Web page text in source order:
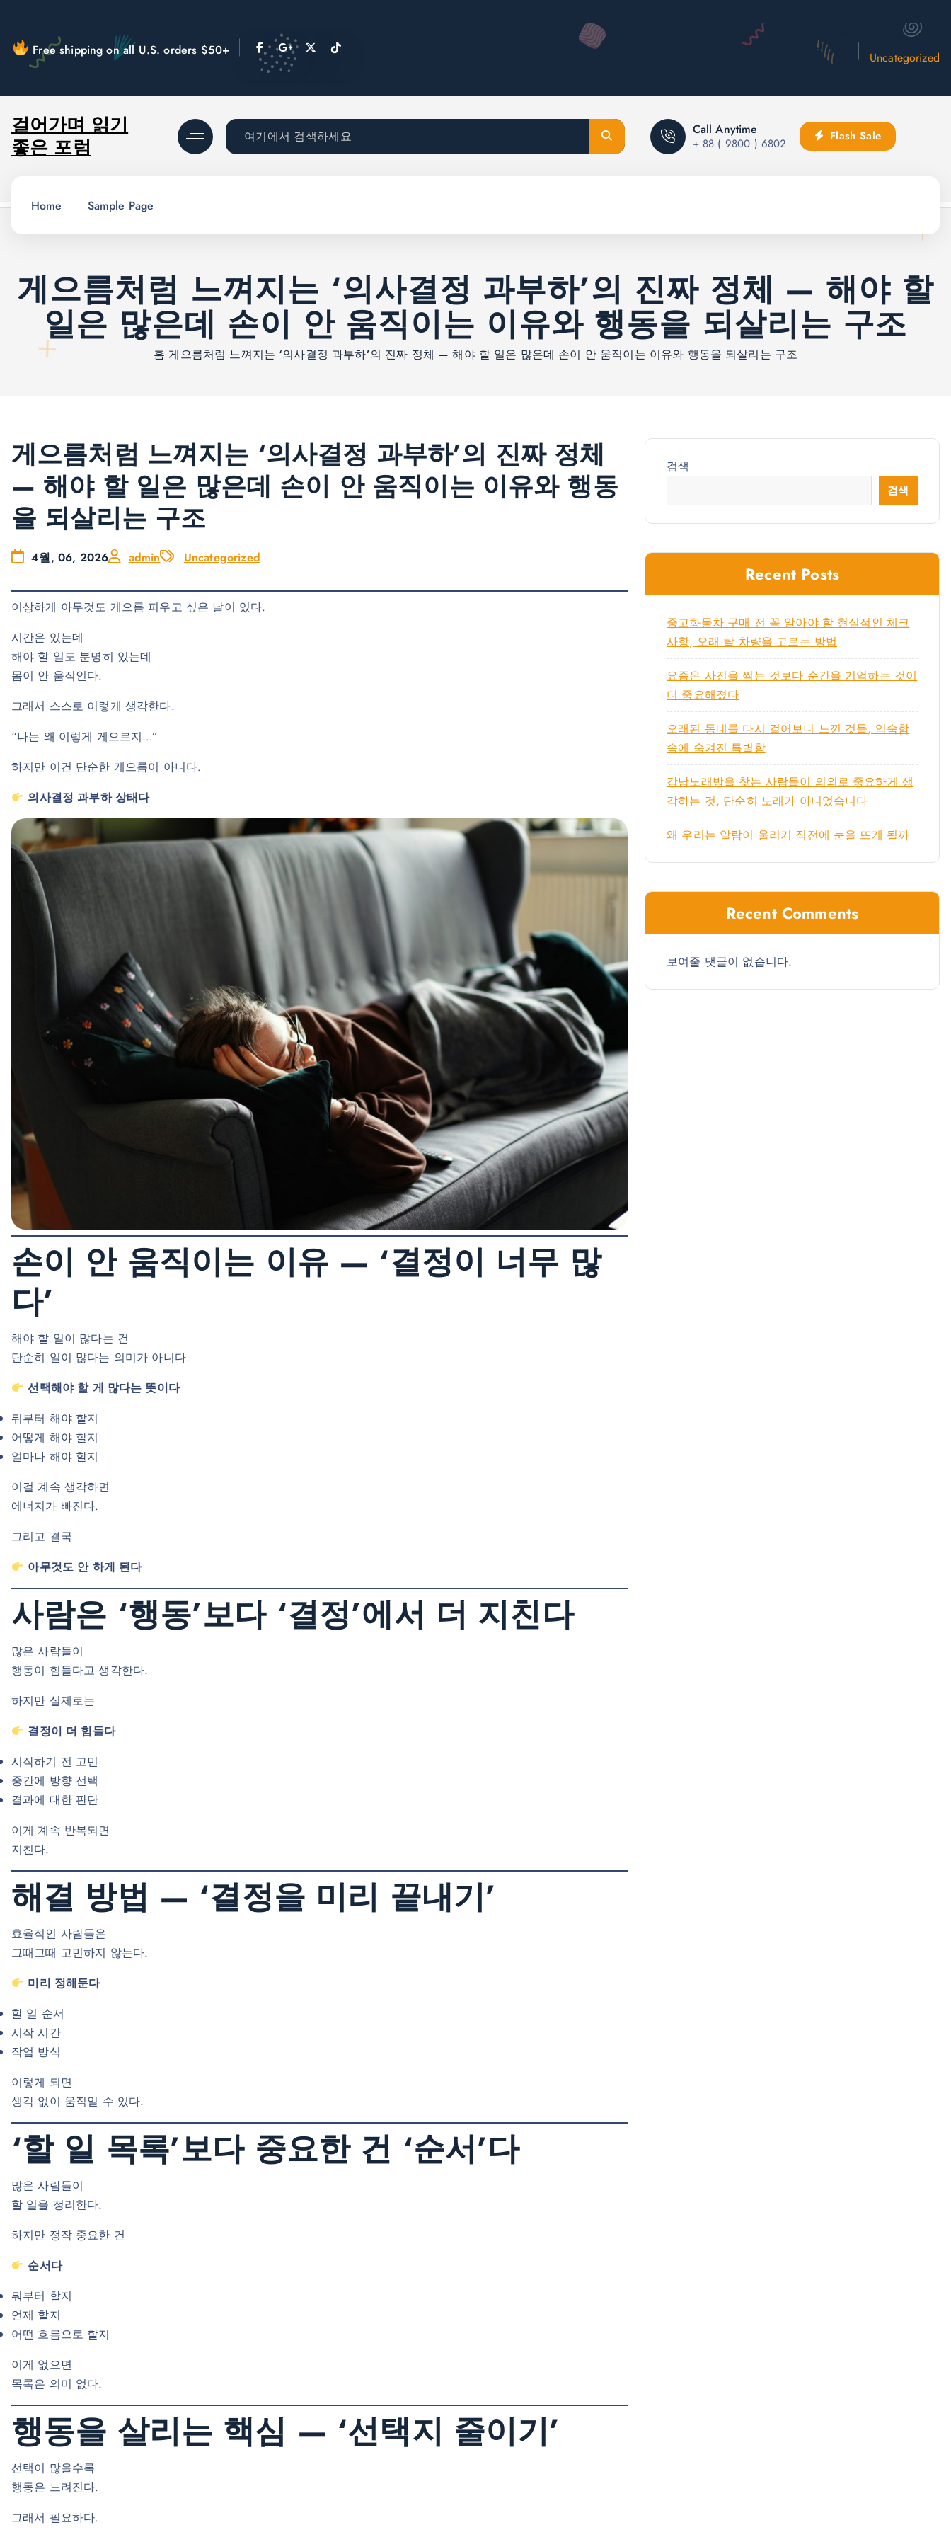
Free shipping on all U.S. orders $50+
2026년 6월
2026년 4월
Categories
Uncategorized
걸어가며 읽기
좋은 포럼
검
색
Call Anytime
+ 88 ( 9800 ) 6802 Flash Sale
Home Sample Page
게으름처럼 느껴지는 ‘의사결정 과부하’의 진짜 정체 — 해야 할
일은 많은데 손이 안 움직이는 이유와 행동을 되살리는 구조
홈 게으름처럼 느껴지는 ‘의사결정 과부하’의 진짜 정체 — 해야 할 일은 많은데 손이 안 움직이는 이유와 행동을 되살리는 구조
게으름처럼 느껴지는 ‘의사결정 과부하’의 진짜 정체
— 해야 할 일은 많은데 손이 안 움직이는 이유와 행동
을 되살리는 구조
4월, 06, 2026 admin Uncategorized
이상하게 아무것도 게으름 피우고 싶은 날이 있다.
시간은 있는데
해야 할 일도 분명히 있는데
몸이 안 움직인다.
그래서 스스로 이렇게 생각한다.
“나는 왜 이렇게 게으르지…”
하지만 이건 단순한 게으름이 아니다.
의사결정 과부하 상태다
손이 안 움직이는 이유 — ‘결정이 너무 많
다’
해야 할 일이 많다는 건
단순히 일이 많다는 의미가 아니다.
선택해야 할 게 많다는 뜻이다
뭐부터 해야 할지
어떻게 해야 할지
얼마나 해야 할지
이걸 계속 생각하면
에너지가 빠진다.
그리고 결국
아무것도 안 하게 된다
사람은 ‘행동’보다 ‘결정’에서 더 지친다
많은 사람들이
행동이 힘들다고 생각한다.
하지만 실제로는
결정이 더 힘들다
시작하기 전 고민
중간에 방향 선택
결과에 대한 판단
이게 계속 반복되면
지친다.
해결 방법 — ‘결정을 미리 끝내기’
효율적인 사람들은
그때그때 고민하지 않는다.
미리 정해둔다
할 일 순서
시작 시간
작업 방식
이렇게 되면
생각 없이 움직일 수 있다.
‘할 일 목록’보다 중요한 건 ‘순서’다
많은 사람들이
할 일을 정리한다.
하지만 정작 중요한 건
순서다
뭐부터 할지
언제 할지
어떤 흐름으로 할지
이게 없으면
목록은 의미 없다.
행동을 살리는 핵심 — ‘선택지 줄이기’
선택이 많을수록
행동은 느려진다.
그래서 필요하다.
검색
검색
Recent Posts
중고화물차 구매 전 꼭 알아야 할 현실적인 체크
사항, 오래 탈 차량을 고르는 방법
요즘은 사진을 찍는 것보다 순간을 기억하는 것이
더 중요해졌다
오래된 동네를 다시 걸어보니 느낀 것들, 익숙함
속에 숨겨진 특별함
강남노래방을 찾는 사람들이 의외로 중요하게 생
각하는 것, 단순히 노래가 아니었습니다
왜 우리는 알람이 울리기 직전에 눈을 뜨게 될까
Recent Comments
보여줄 댓글이 없습니다.